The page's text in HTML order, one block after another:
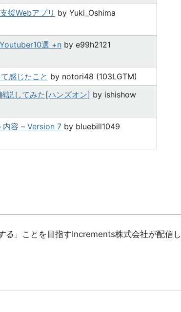
援Webアプリ by Yuki_Oshima
選 +n by e99h2121
感じたこと by notori48 (103LGTM)
説してみた[ハンズオン] by ishishow
容 – Version 7 by bluebill1049
る 」ことを目指すIncrements株式会社が配信し